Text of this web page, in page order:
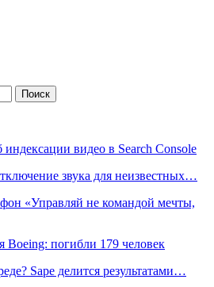
индексации видео в Search Console
звука для неизвестных…
«Управляй не командой мечты,
погибли 179 человек
Sape делится результатами…